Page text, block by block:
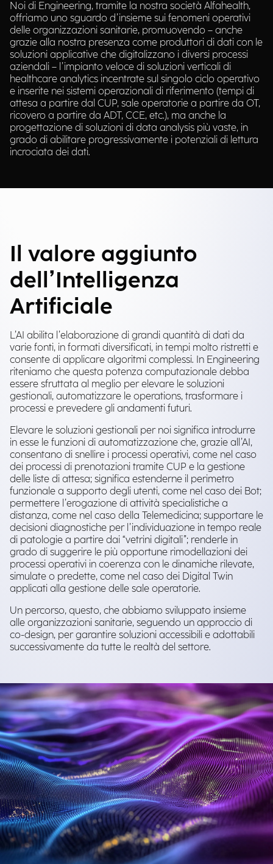
Noi di Engineering, tramite la nostra società Alfahealth,
offriamo uno sguardo d’insieme sui fenomeni operativi
delle organizzazioni sanitarie, promuovendo – anche
grazie alla nostra presenza come produttori di dati con le
soluzioni applicative che digitalizzano i diversi processi
aziendali – l’impianto veloce di soluzioni verticali di
healthcare analytics incentrate sul singolo ciclo operativo
e inserite nei sistemi operazionali di riferimento (tempi di
attesa a partire dal CUP, sale operatorie a partire da OT,
ricovero a partire da ADT, CCE, etc.), ma anche la
progettazione di soluzioni di data analysis più vaste, in
grado di abilitare progressivamente i potenziali di lettura
incrociata dei dati.
Il valore aggiunto
dell’Intelligenza
Artificiale
L’AI abilita l’elaborazione di grandi quantità di dati da
varie fonti, in formati diversificati, in tempi molto ristretti e
consente di applicare algoritmi complessi. In Engineering
riteniamo che questa potenza computazionale debba
essere sfruttata al meglio per elevare le soluzioni
gestionali, automatizzare le operations, trasformare i
processi e prevedere gli andamenti futuri.
Elevare le soluzioni gestionali per noi significa introdurre
in esse le funzioni di automatizzazione che, grazie all’AI,
consentano di snellire i processi operativi, come nel caso
dei processi di prenotazioni tramite CUP e la gestione
delle liste di attesa; significa estenderne il perimetro
funzionale a supporto degli utenti, come nel caso dei Bot;
permettere l’erogazione di attività specialistiche a
distanza, come nel caso della Telemedicina; supportare le
decisioni diagnostiche per l’individuazione in tempo reale
di patologie a partire dai “vetrini digitali”; renderle in
grado di suggerire le più opportune rimodellazioni dei
processi operativi in coerenza con le dinamiche rilevate,
simulate o predette, come nel caso dei Digital Twin
applicati alla gestione delle sale operatorie.
Un percorso, questo, che abbiamo sviluppato insieme
alle organizzazioni sanitarie, seguendo un approccio di
co-design, per garantire soluzioni accessibili e adottabili
successivamente da tutte le realtà del settore.